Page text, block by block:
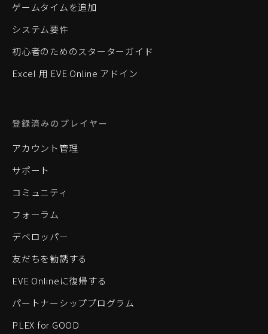
ゲームタイムを追加
システム要件
初心者のためのスターターガイド
Excel 用 EVE Online アドイン
登録済みのプレイヤー
アカウント管理
サポート
コミュニティ
フォーラム
デベロッパー
友だちを勧誘する
EVE Onlineに復帰する
パートナーシッププログラム
PLEX for GOOD